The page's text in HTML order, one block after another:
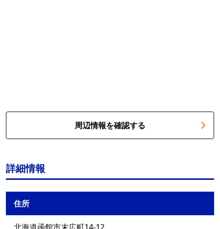
周辺情報を確認する
詳細情報
住所